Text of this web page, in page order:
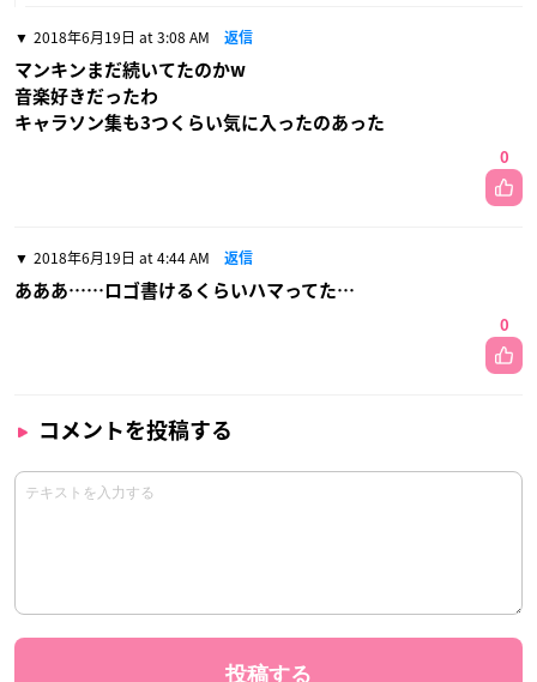
2018年6月19日 at 3:08 AM 返信
マンキンまだ続いてたのかw
音楽好きだったわ
キャラソン集も3つくらい気に入ったのあった
0
2018年6月19日 at 4:44 AM 返信
あああ……ロゴ書けるくらいハマってた…
0
コメントを投稿する